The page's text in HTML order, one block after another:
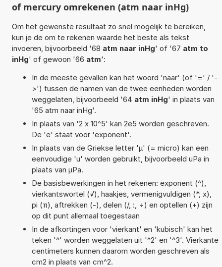
of mercury omrekenen (atm naar inHg)
Om het gewenste resultaat zo snel mogelijk te bereiken,
kun je de om te rekenen waarde het beste als tekst
invoeren, bijvoorbeeld '68 atm naar inHg' of '67 atm to
inHg' of gewoon '66 atm':
In de meeste gevallen kan het woord 'naar' (of '=' / '-
>') tussen de namen van de twee eenheden worden
weggelaten, bijvoorbeeld '64 atm inHg' in plaats van
'65 atm naar inHg'.
In plaats van '2 x 10^5' kan 2e5 worden geschreven.
De 'e' staat voor 'exponent'.
In plaats van de Griekse letter 'µ' (= micro) kan een
eenvoudige 'u' worden gebruikt, bijvoorbeeld uPa in
plaats van µPa.
De basisbewerkingen in het rekenen: exponent (^),
vierkantswortel (√), haakjes, vermenigvuldigen (*, x),
pi (π), aftrekken (-), delen (/, :, ÷) en optellen (+) zijn
op dit punt allemaal toegestaan
In de afkortingen voor 'vierkant' en 'kubisch' kan het
teken '^' worden weggelaten uit '^2' en '^3'. Vierkante
centimeters kunnen daarom worden geschreven als
cm2 in plaats van cm^2.